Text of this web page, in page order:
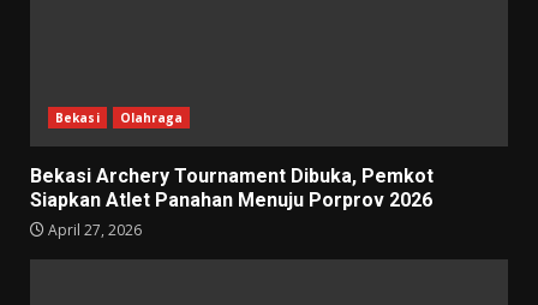
Bekasi Olahraga
Bekasi Archery Tournament Dibuka, Pemkot
Siapkan Atlet Panahan Menuju Porprov 2026
April 27, 2026